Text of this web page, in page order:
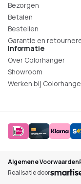
Bezorgen
Betalen
Bestellen
Garantie en
Informatie
Over Colorhanger
Showroom
Werken bij
Algemene Voorwaarden
Realisatie door